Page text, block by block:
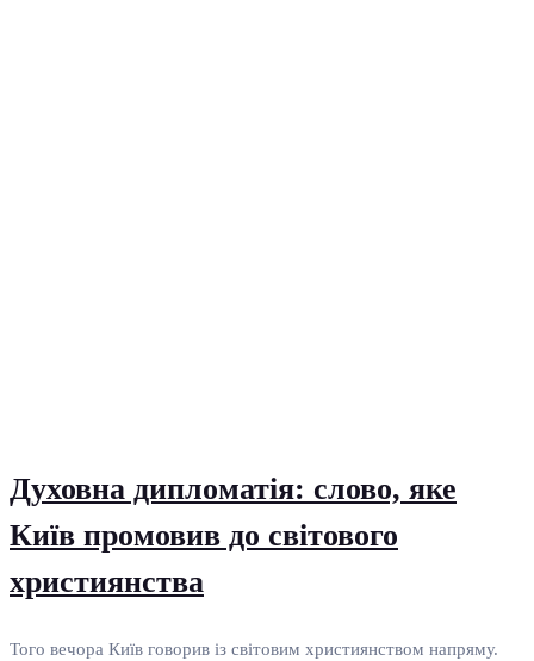
Духовна дипломатія: слово, яке
Київ промовив до світового
християнства
Того вечора Київ говорив із світовим християнством напряму.